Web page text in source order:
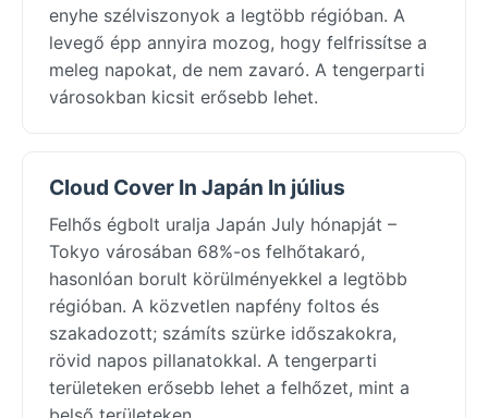
enyhe szélviszonyok a legtöbb régióban. A
levegő épp annyira mozog, hogy felfrissítse a
meleg napokat, de nem zavaró. A tengerparti
városokban kicsit erősebb lehet.
Cloud Cover In Japán In július
Felhős égbolt uralja Japán July hónapját –
Tokyo városában 68%-os felhőtakaró,
hasonlóan borult körülményekkel a legtöbb
régióban. A közvetlen napfény foltos és
szakadozott; számíts szürke időszakokra,
rövid napos pillanatokkal. A tengerparti
területeken erősebb lehet a felhőzet, mint a